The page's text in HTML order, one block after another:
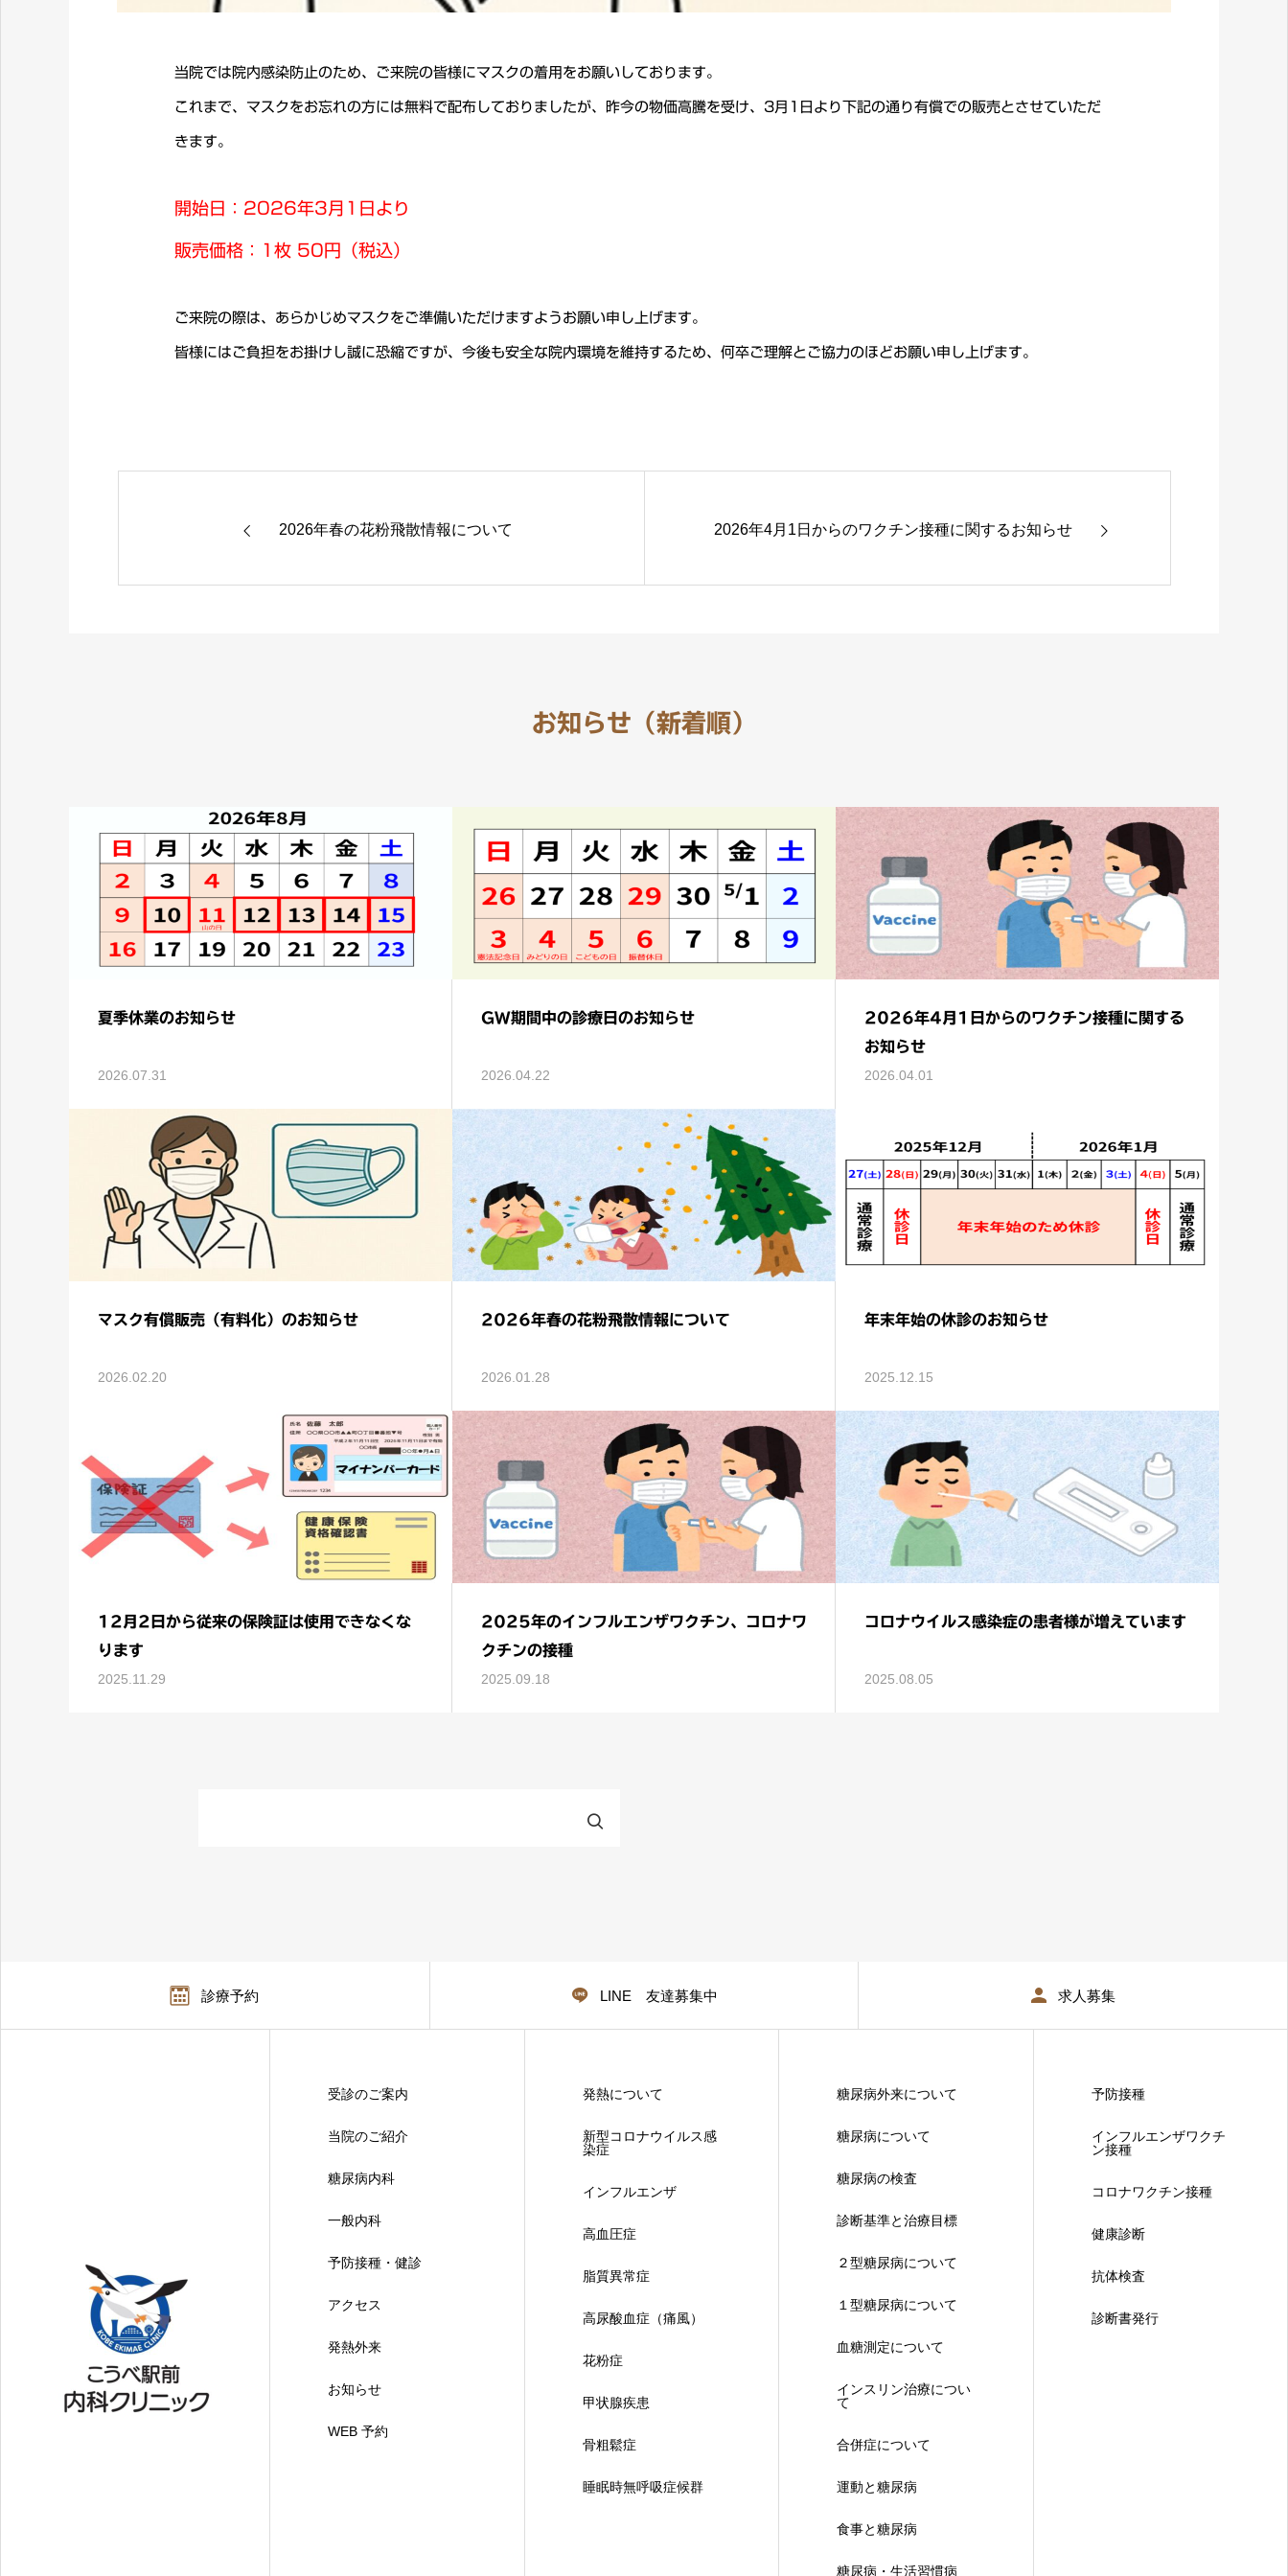
当院では院内感染防止のため、ご来院の皆様にマスクの着用をお願いしております。
これまで、マスクをお忘れの方には無料で配布しておりましたが、昨今の物価高騰を受け、3月1日より下記の通り有償での販売とさせていただ
きます。
開始日：2026年3月1日より
販売価格：1枚 50円（税込）
ご来院の際は、あらかじめマスクをご準備いただけますようお願い申し上げます。
皆様にはご負担をお掛けし誠に恐縮ですが、今後も安全な院内環境を維持するため、何卒ご理解とご協力のほどお願い申し上げます。
2026年春の花粉飛散情報について 2026年4月1日からのワクチン接種に関するお知らせ
お知らせ（新着順）
夏季休業のお知らせ
2026.07.31
GW期間中の診療日のお知らせ
2026.04.22
2026年4月1日からのワクチン接種に関する
お知らせ
2026.04.01
マスク有償販売（有料化）のお知らせ
2026.02.20
2026年春の花粉飛散情報について
2026.01.28
年末年始の休診のお知らせ
2025.12.15
12月2日から従来の保険証は使用できなくな
ります
2025.11.29
2025年のインフルエンザワクチン、コロナワ
クチンの接種
2025.09.18
コロナウイルス感染症の患者様が増えています
2025.08.05
診療予約 LINE 友達募集中 求人募集
受診のご案内
当院のご紹介
糖尿病内科
一般内科
予防接種・健診
アクセス
発熱外来
お知らせ
WEB 予約
発熱について
新型コロナウイルス感
染症
インフルエンザ
高血圧症
脂質異常症
高尿酸血症（痛風）
花粉症
甲状腺疾患
骨粗鬆症
睡眠時無呼吸症候群
糖尿病外来について
糖尿病について
糖尿病の検査
診断基準と治療目標
２型糖尿病について
１型糖尿病について
血糖測定について
インスリン治療につい
て
合併症について
運動と糖尿病
食事と糖尿病
糖尿病・生活習慣病
予防接種
インフルエンザワクチ
ン接種
コロナワクチン接種
健康診断
抗体検査
診断書発行